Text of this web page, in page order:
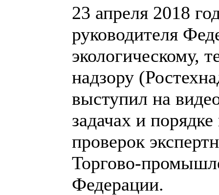
23 апреля 2018
руководителя
экологическому,
надзору
выступил на
задачах и
проверок
Торгово-
Федерации.